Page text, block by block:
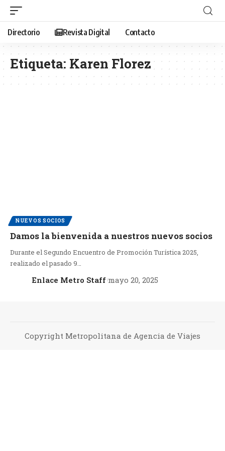
Directorio Revista Digital Contacto
Etiqueta: Karen Florez
NUEVOS SOCIOS
Damos la bienvenida a nuestros nuevos socios
Durante el Segundo Encuentro de Promoción Turística 2025,
realizado el pasado 9…
Enlace Metro Staff mayo 20, 2025
Copyright Metropolitana de Agencia de Viajes